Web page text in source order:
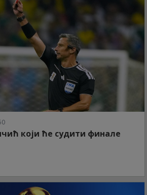
који ће судити финале